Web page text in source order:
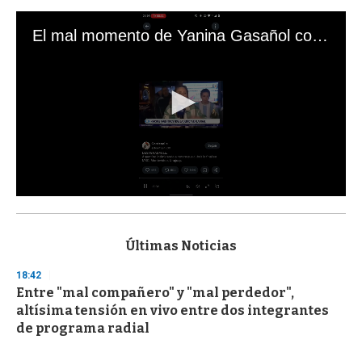
El mal momento de Yanina Gasañol con un hincha argentino en "Subrayado"
s
d
s
o
f
3
Últimas Noticias
18:42
Entre "mal compañero" y "mal perdedor",
altísima tensión en vivo entre dos integrantes
de programa radial